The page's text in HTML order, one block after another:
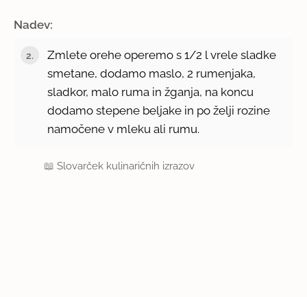
Nadev:
Zmlete orehe operemo s 1/2 l vrele sladke
smetane, dodamo maslo, 2 rumenjaka,
sladkor, malo ruma in žganja, na koncu
dodamo stepene beljake in po želji rozine
namočene v mleku ali rumu.
📖Slovarček kulinaričnih izrazov